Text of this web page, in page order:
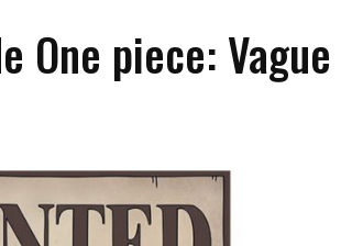
One piece: